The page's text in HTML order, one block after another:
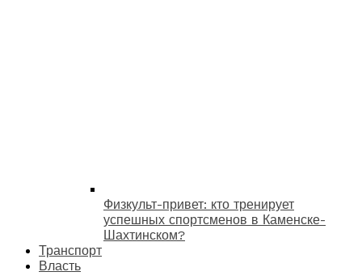
Физкульт-привет: кто тренирует
успешных спортсменов в Каменске-
Шахтинском?
Транспорт
Власть